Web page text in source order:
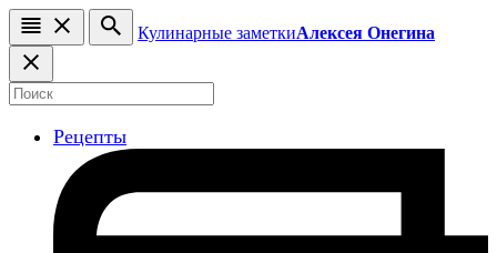
Кулинарные заметкиАлексея Онегина
Рецепты